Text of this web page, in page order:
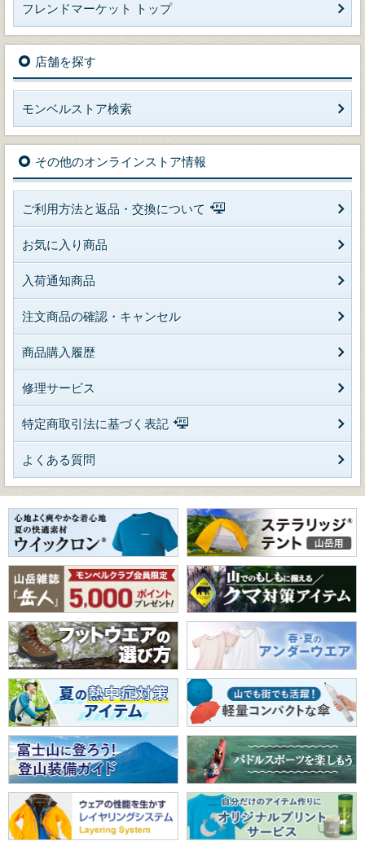
フレンドマーケット トップ
店舗を探す
モンベルストア検索
その他のオンラインストア情報
ご利用方法と返品・交換について
お気に入り商品
入荷通知商品
注文商品の確認・キャンセル
商品購入履歴
修理サービス
特定商取引法に基づく表記
よくある質問